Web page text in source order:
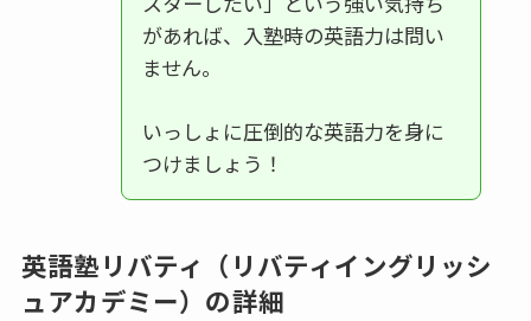
があれば、入塾時の英語力は問い
ません。
いっしょに圧倒的な英語力を身に
つけましょう！
英語塾リバティ（リバティイングリッシ
ュアカデミー）の詳細